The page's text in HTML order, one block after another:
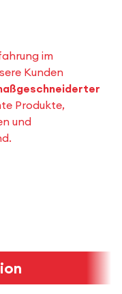
im
Kunden
Produkte,
und